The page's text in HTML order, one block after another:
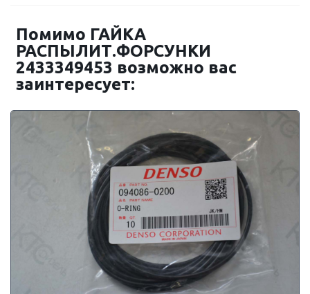
Помимо ГАЙКА
РАСПЫЛИТ.ФОРСУНКИ
2433349453 возможно вас
заинтересует: